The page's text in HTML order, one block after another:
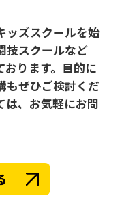
ッズスクールを始
技スクールなど
ります。目的に
もぜひご検討くだ
は、お気軽にお問